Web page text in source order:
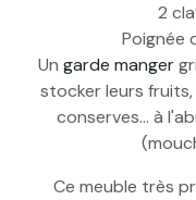
2
Poignée
Un garde manger
stocker leurs
conserves... à
Ce meuble très